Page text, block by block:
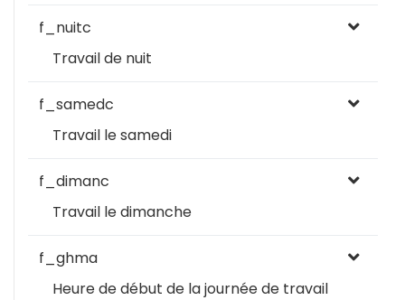
f_nuitc
Travail de nuit
f_samedc
Travail le samedi
f_dimanc
Travail le dimanche
f_ghma
Heure de début de la journée de travail